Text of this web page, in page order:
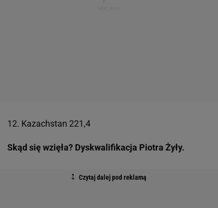
12. Kazachstan 221,4
Skąd się wzięła? Dyskwalifikacja Piotra Żyły.